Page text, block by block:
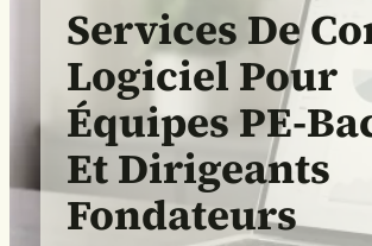
Services De
Logiciel Pour
Équipes PE-
Et Dirigeants
Fondateurs